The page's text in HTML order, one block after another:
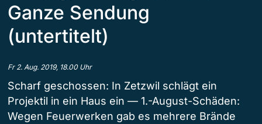
Ganze Sendung
(untertitelt)
Fr 2. Aug. 2019, 18.00 Uhr
Scharf geschossen: In Zetzwil schlägt ein
Projektil in ein Haus ein — 1.-August-Schäden:
Wegen Feuerwerken gab es mehrere Brände